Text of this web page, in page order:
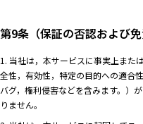
第9条（保証の否認および免
1. 当社は，本サービスに事実上また
全性，有効性，特定の目的への適合
バグ，権利侵害などを含みます。）
りません。